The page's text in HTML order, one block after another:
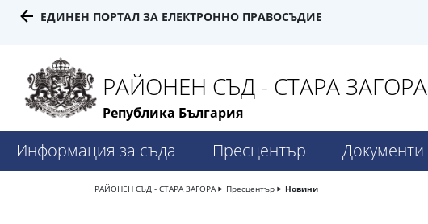
ЕДИНЕН ПОРТАЛ ЗА ЕЛЕКТРОННО ПРАВОСЪДИЕ
РАЙОНЕН СЪД - СТАРА ЗАГОРА
Република България
Информация за съда Пресцентър Документи
РАЙОНЕН СЪД - СТАРА ЗАГОРА Пресцентър Новини